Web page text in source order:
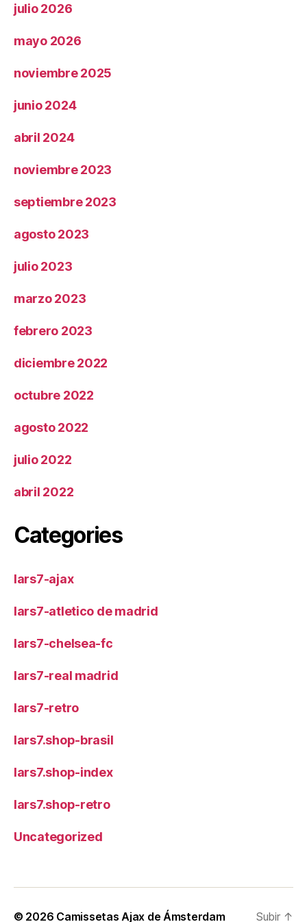
julio 2026
mayo 2026
noviembre 2025
junio 2024
abril 2024
noviembre 2023
septiembre 2023
agosto 2023
julio 2023
marzo 2023
febrero 2023
diciembre 2022
octubre 2022
agosto 2022
julio 2022
abril 2022
Categories
lars7-ajax
lars7-atletico de madrid
lars7-chelsea-fc
lars7-real madrid
lars7-retro
lars7.shop-brasil
lars7.shop-index
lars7.shop-retro
Uncategorized
© 2026 Camissetas Ajax de Ámsterdam Subir ↑